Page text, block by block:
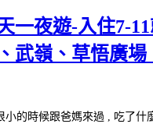
一夜遊-入住7-
武嶺、草悟廣
的時候跟爸媽來過 , 吃了